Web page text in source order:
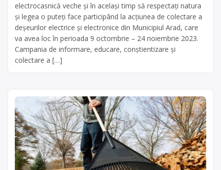
electrocasnică veche și în același timp să respectați natura
și legea o puteți face participând la acțiunea de colectare a
deșeurilor electrice și electronice din Municipiul Arad, care
va avea loc în perioada 9 octombrie – 24 noiembrie 2023.
Campania de informare, educare, conștientizare și
colectare a […]